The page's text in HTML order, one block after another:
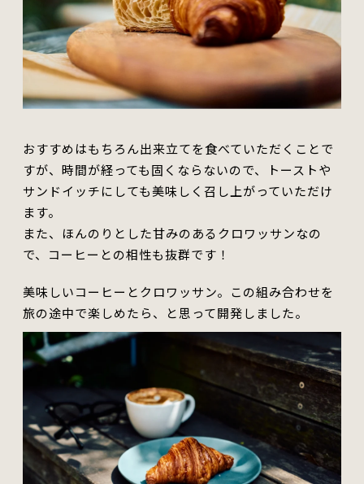
おすすめはもちろん出来立てを食べていただくことで
すが、時間が経っても固くならないので、トーストや
サンドイッチに しても美味しく召し上がっていただけ
ます。
また、ほんのりとした甘みのあるクロワッサンなの
で、コーヒーとの相性も抜群です！
美味しいコーヒーとクロワッサン。この組み合わせを
旅の途中で楽しめたら、と思って開発しました。